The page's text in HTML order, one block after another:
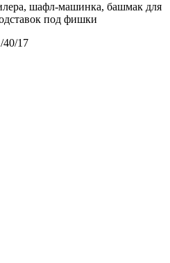
шафл-машинка, башмак для
под фишки
40/17